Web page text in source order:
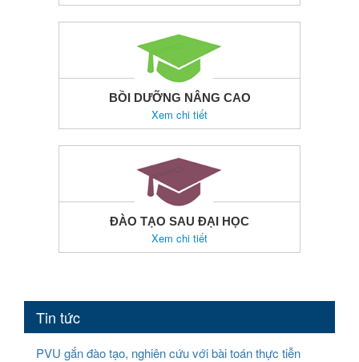
BỒI DƯỠNG NÂNG CAO
Xem chi tiết
ĐÀO TẠO SAU ĐẠI HỌC
Xem chi tiết
Tin tức
PVU gắn đào tạo, nghiên cứu với bài toán thực tiễn